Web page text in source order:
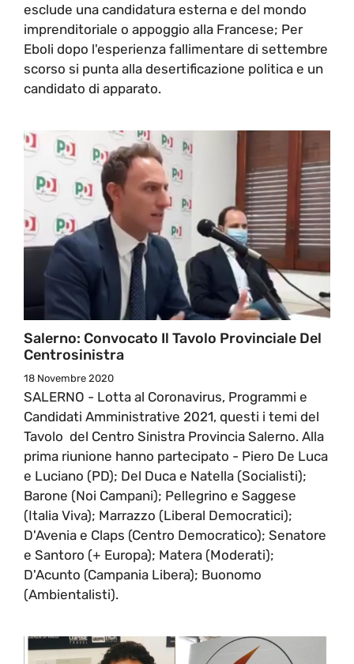
esclude una candidatura esterna e del mondo
imprenditoriale o appoggio alla Francese; Per
Eboli dopo l'esperienza fallimentare di settembre
scorso si punta alla desertificazione politica e un
candidato di apparato.
Salerno: Convocato Il Tavolo Provinciale Del
Centrosinistra
18 Novembre 2020
SALERNO - Lotta al Coronavirus, Programmi e
Candidati Amministrative 2021, questi i temi del
Tavolo del Centro Sinistra Provincia Salerno. Alla
prima riunione hanno partecipato - Piero De Luca
e Luciano (PD); Del Duca e Natella (Socialisti);
Barone (Noi Campani); Pellegrino e Saggese
(Italia Viva); Marrazzo (Liberal Democratici);
D'Avenia e Claps (Centro Democratico); Senatore
e Santoro (+ Europa); Matera (Moderati);
D'Acunto (Campania Libera); Buonomo
(Ambientalisti).